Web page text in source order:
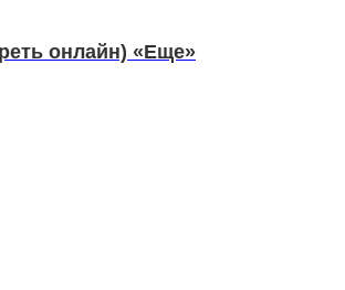
онлайн) «Еще»